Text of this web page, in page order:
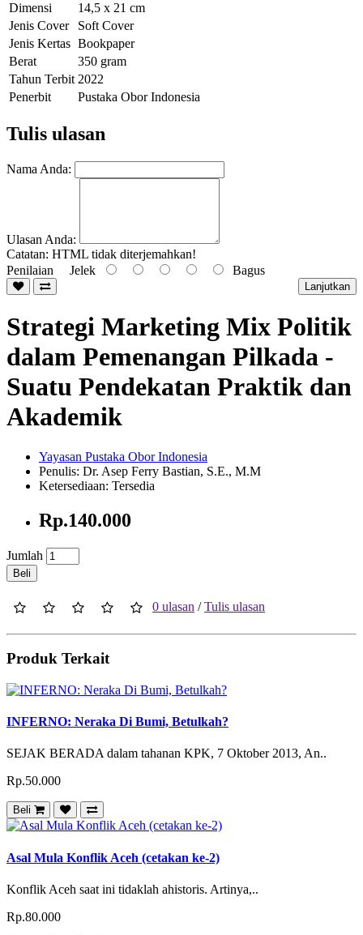
Dimensi
14,5 x 21 cm
Jenis Cover
Soft Cover
Jenis Kertas Bookpaper
Berat
350 gram
Tahun Terbit 2022
Penerbit
Pustaka Obor Indonesia
Tulis ulasan
Nama Anda:
Ulasan Anda:
Catatan: HTML tidak diterjemahkan!
Penilaian Jelek Bagus
Lanjutkan
Strategi Marketing Mix Politik
dalam Pemenangan Pilkada -
Suatu Pendekatan Praktik dan
Akademik
Yayasan Pustaka Obor Indonesia
Penulis: Dr. Asep Ferry Bastian, S.E., M.M
Ketersediaan: Tersedia
Rp.140.000
Jumlah
Beli
0 ulasan /Tulis ulasan
Produk Terkait
INFERNO: Neraka Di Bumi, Betulkah?
SEJAK BERADA dalam tahanan KPK, 7 Oktober 2013, An..
Rp.50.000
Beli
Asal Mula Konflik Aceh (cetakan ke-2)
Konflik Aceh saat ini tidaklah ahistoris. Artinya,..
Rp.80.000